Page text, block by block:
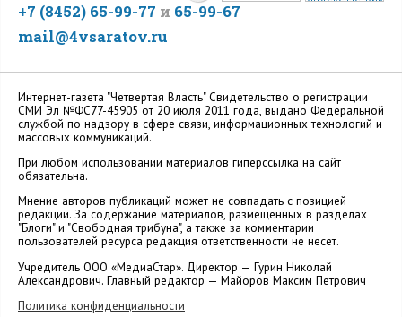
+7 (8452) 65-99-77 и 65-99-67
mail@4vsaratov.ru
Интернет-газета "Четвертая Власть" Cвидетельство о регистрации
СМИ Эл №ФС77-45905 от 20 июля 2011 года, выдано Федеральной
службой по надзору в сфере связи, информационных технологий и
массовых коммуникаций.
При любом использовании материалов гиперссылка на сайт
обязательна.
Мнение авторов публикаций может не совпадать с позицией
редакции. За содержание материалов, размещенных в разделах
"Блоги" и "Свободная трибуна", а также за комментарии
пользователей ресурса редакция ответственности не несет.
Учредитель ООО «МедиаСтар». Директор — Гурин Николай
Александрович. Главный редактор — Майоров Максим Петрович
Политика конфиденциальности